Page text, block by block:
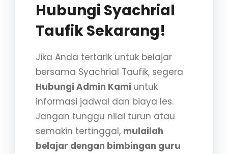
Hubungi Syachrial
Taufik Sekarang!
Jika Anda tertarik untuk belajar
bersama Syachrial Taufik, segera
Hubungi Admin Kami untuk
informasi jadwal dan biaya les.
Jangan tunggu nilai turun atau
semakin tertinggal, mulailah
belajar dengan bimbingan guru